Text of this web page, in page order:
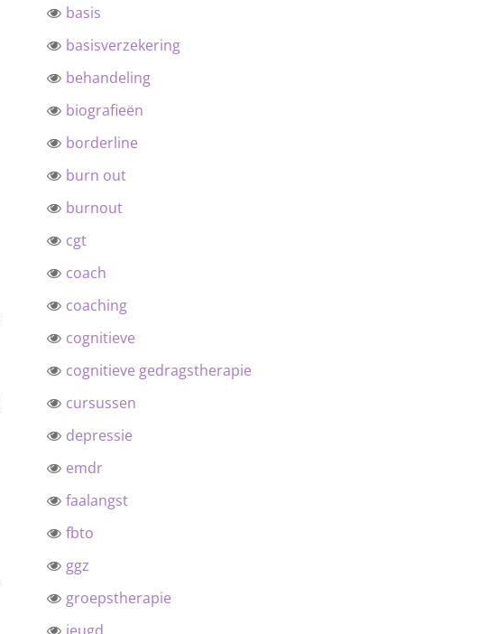
basis
basisverzekering
behandeling
biografieën
borderline
burn out
burnout
cgt
coach
coaching
cognitieve
cognitieve gedragstherapie
cursussen
depressie
emdr
faalangst
fbto
ggz
groepstherapie